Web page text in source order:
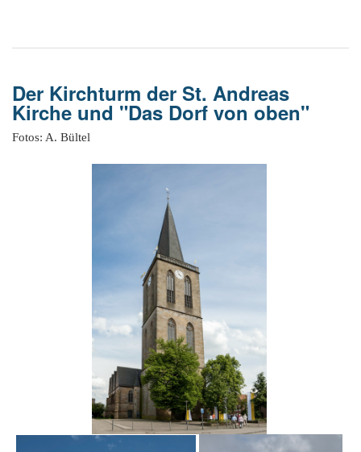
Der Kirchturm der St. Andreas
Kirche und "Das Dorf von oben"
Fotos: A. Bültel